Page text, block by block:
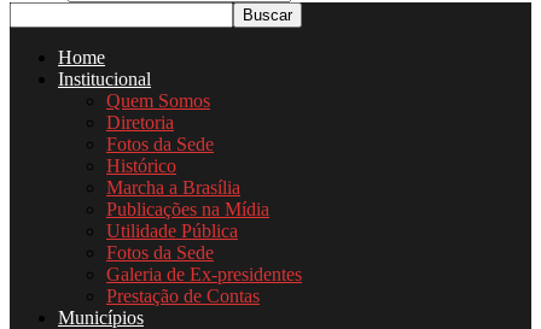
Home
Institucional
Quem Somos
Diretoria
Fotos da Sede
Histórico
Marcha a Brasília
Publicações na Mídia
Utilidade Pública
Fotos da Sede
Galeria de Ex-presidentes
Prestação de Contas
Municípios